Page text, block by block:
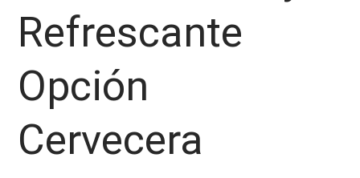
Refrescante
Opción
Cervecera